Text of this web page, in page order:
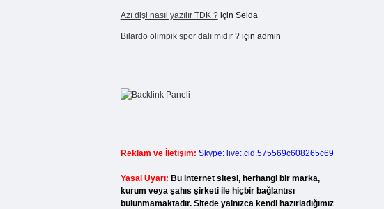
Azı dişi nasıl yazılır TDK ?için Selda
Bilardo olimpik spor dalı mıdır ?için admin
Reklam ve İletişim: Skype: live:.cid.575569c608265c69
Yasal Uyarı: Bu internet sitesi, herhangi bir marka,
kurum veya şahıs şirketi ile hiçbir bağlantısı
bulunmamaktadır. Sitede yalnızca kendi hazırladığımız